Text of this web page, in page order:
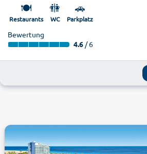
🍽️
Restaurants
🚻
WC
🚗
Parkplatz
Bewertung
4.6 / 6